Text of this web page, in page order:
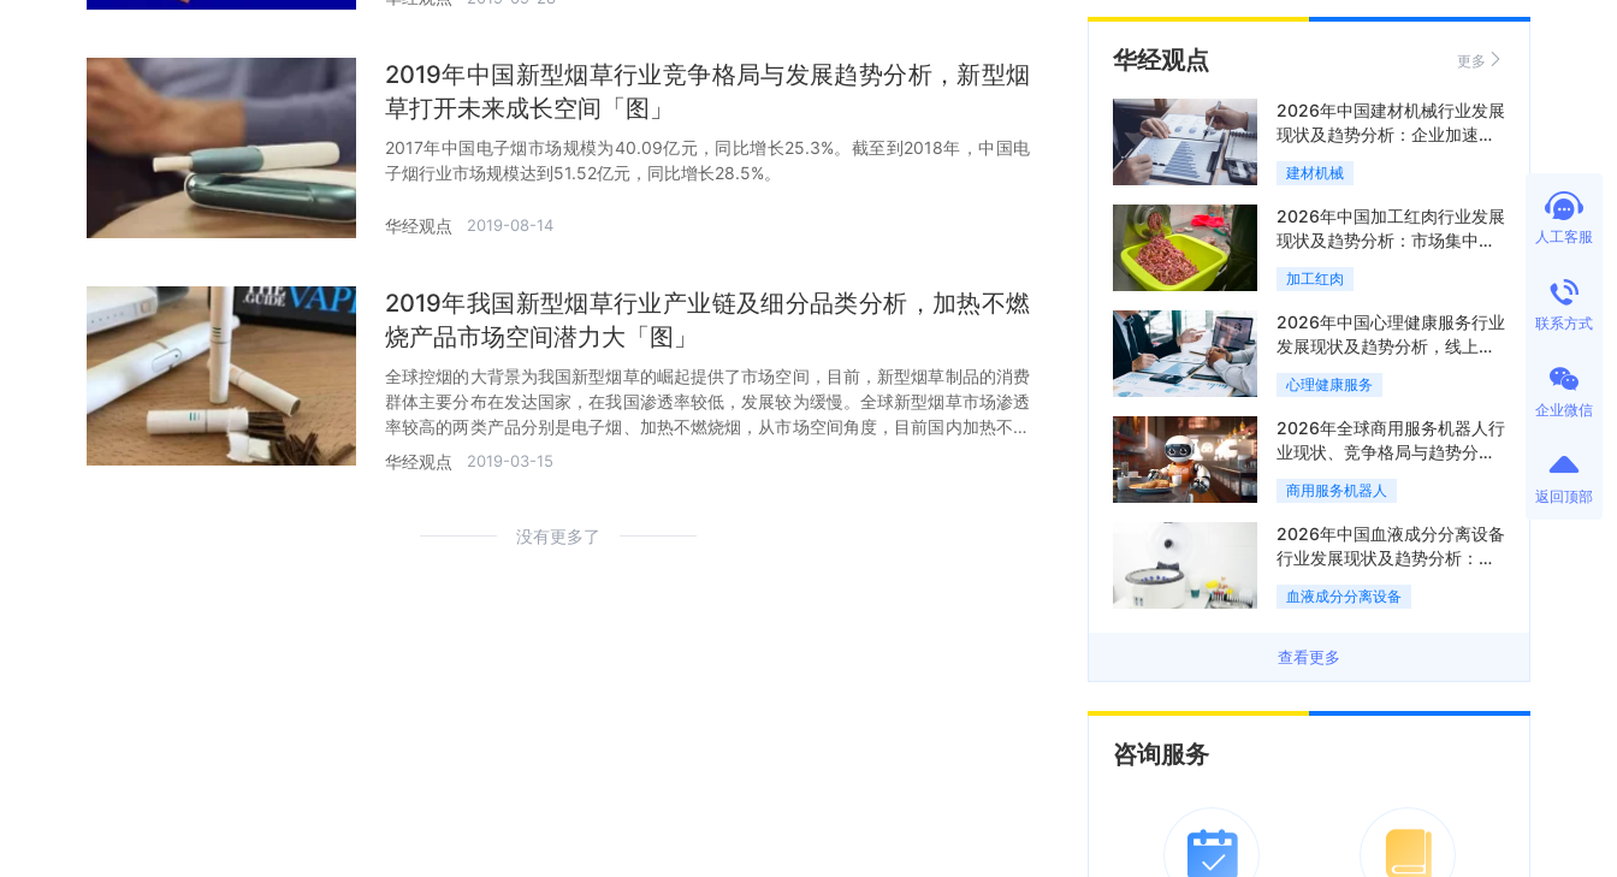
2019年中国新型烟草行业竞争格局与发展趋势分析，新型烟
草打开未来成长空间「图」
2017年中国电子烟市场规模为40.09亿元，同比增长25.3%。截至到2018年，中国电
子烟行业市场规模达到51.52亿元，同比增长28.5%。
华经观点 2019-08-14
2019年我国新型烟草行业产业链及细分品类分析，加热不燃
烧产品市场空间潜力大「图」
全球控烟的大背景为我国新型烟草的崛起提供了市场空间，目前，新型烟草制品的消费
群体主要分布在发达国家，在我国渗透率较低，发展较为缓慢。全球新型烟草市场渗透
率较高的两类产品分别是电子烟、加热不燃烧烟，从市场空间角度，目前国内加热不燃
烧产品市场尚未开放，未来市场空间有望超千亿。
华经观点 2019-03-15
没有更多了
华经观点 更多
2026年中国建材机械行业发展
现状及趋势分析：企业加速向
“装备+系统+服务”综合服务商
转型「图」
建材机械
2026年中国加工红肉行业发展
现状及趋势分析：市场集中度
提升，区域增长分化「图」
加工红肉
2026年中国心理健康服务行业
发展现状及趋势分析，线上线
下融合成为主流服务模式
「图」
心理健康服务
2026年全球商用服务机器人行
业现状、竞争格局与趋势分
析，行业集中度有望进一步提
升「图」
商用服务机器人
2026年中国血液成分分离设备
行业发展现状及趋势分析：国
产化替代与集中度逐渐提升
「图」
血液成分分离设备
查看更多
咨询服务
人工客服
联系方式
企业微信
返回顶部